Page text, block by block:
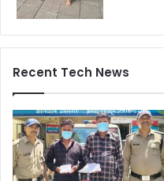
Recent Tech News